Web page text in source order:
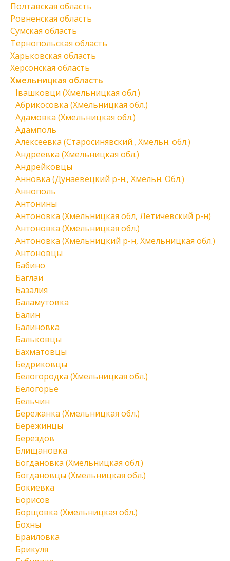
Полтавская область
Ровненская область
Сумская область
Тернопольская область
Харьковская область
Херсонская область
Хмельницкая область
Івашковци (Хмельницкая обл.)
Абрикосовка (Хмельницкая обл.)
Адамовка (Хмельницкая обл.)
Адамполь
Алексеевка (Старосинявский., Хмельн. обл.)
Андреевка (Хмельницкая обл.)
Андрейковцы
Анновка (Дунаевецкий р-н., Хмельн. Обл.)
Аннополь
Антонины
Антоновка (Хмельницкая обл, Летичевский р-н)
Антоновка (Хмельницкая обл.)
Антоновка (Хмельницкий р-н, Хмельницкая обл.)
Антоновцы
Бабино
Баглаи
Базалия
Баламутовка
Балин
Балиновка
Бальковцы
Бахматовцы
Бедриковцы
Белогородка (Хмельницкая обл.)
Белогорье
Бельчин
Бережанка (Хмельницкая обл.)
Бережинцы
Берездов
Блищановка
Богдановка (Хмельницкая обл.)
Богдановцы (Хмельницкая обл.)
Бокиевка
Борисов
Борщовка (Хмельницкая обл.)
Бохны
Браиловка
Брикуля